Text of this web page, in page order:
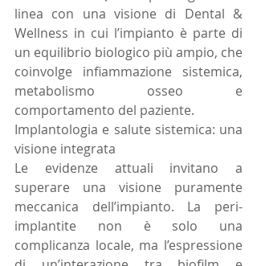
linea con una visione di Dental &
Wellness in cui l’impianto è parte di
un equilibrio biologico più ampio, che
coinvolge infiammazione sistemica,
metabolismo osseo e
comportamento del paziente.
Implantologia e salute sistemica: una
visione integrata
Le evidenze attuali invitano a
superare una visione puramente
meccanica dell’impianto. La peri-
implantite non è solo una
complicanza locale, ma l’espressione